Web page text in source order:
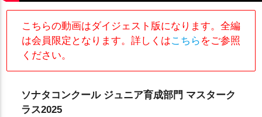
こちらの動画はダイジェスト版になります。全編
は会員限定となります。詳しくはこちら をご参照
ください。
ソナタコンクール ジュニア育成部門 マスターク
ラス2025